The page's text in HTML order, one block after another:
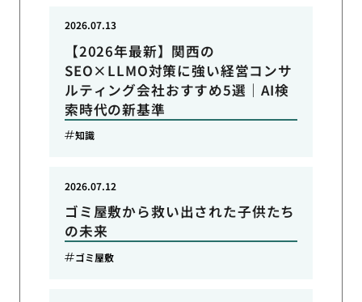
【2026年最新】関西の
SEO×LLMO対策に強い経営コンサ
ルティング会社おすすめ5選｜AI検
索時代の新基準
2026.07.13
知識
ゴミ屋敷から救い出された子供たち
の未来
2026.07.12
ゴミ屋敷